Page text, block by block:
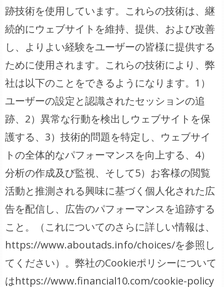
跡技術を使用しています。これらの技術は、継
続的にウェブサイトを維持、提供、および改善
し、よりよい経験をユーザーの皆様に提供する
ために使用されます。これらの技術により、弊
社は以下のことをできるようになります。1）
ユーザーの設定と認識されたセッションの追
跡、2）異常な行動を検出しウェブサイトを保
護する、3）技術的問題を特定し、ウェブサイ
トの全体的なパフォーマンスを向上する、4）
分析の作成及び監視、そして5）お客様の閲覧
活動と推測される興味に基づく個人化された広
告を配信し、広告のパフォーマンスを追跡する
こと。（これについてのさらに詳しい情報は、
https://www.aboutads.info/choices/を参照し
てください）。弊社のCookieポリシーについて
はhttps://www.financial10.com/cookie-policy